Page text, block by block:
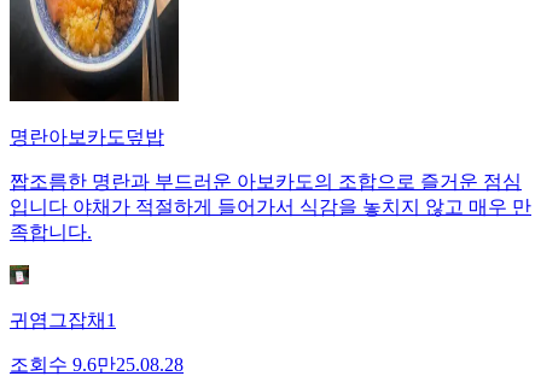
명란아보카도덮밥
짭조름한 명란과 부드러운 아보카도의 조합으로 즐거운 점심
입니다 야채가 적절하게 들어가서 식감을 놓치지 않고 매우 만
족합니다.
귀염그잡채1
조회수 9.6만25.08.28